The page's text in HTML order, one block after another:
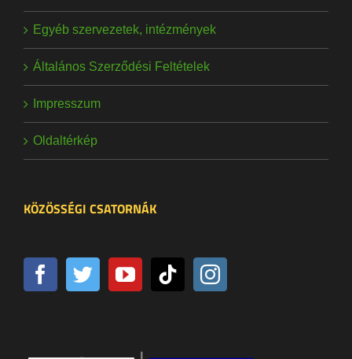
Egyéb szervezetek, intézmények
Általános Szerződési Feltételek
Impresszum
Oldaltérkép
KÖZÖSSÉGI CSATORNÁK